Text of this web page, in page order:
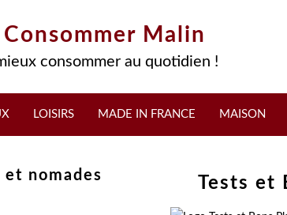
Malin
consommer au quotidien !
LOISIRS MADE IN FRANCE MAISON
nomades Tests et